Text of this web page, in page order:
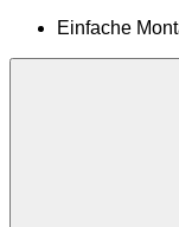
Einfache